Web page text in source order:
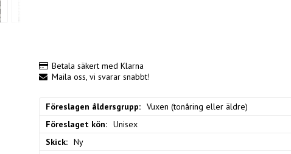
Betala säkert med Klarna
Maila oss, vi svarar snabbt!
Föreslagen åldersgrupp
Vuxen (tonåring eller äldre)
Föreslaget kön
Unisex
Skick
Ny